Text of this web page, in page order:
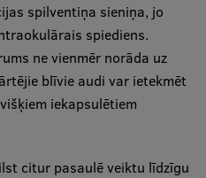
spilventiņa sieniņa, jo
spiediens.
ne vienmēr norāda uz
blīvie audi var ietekmēt
iekapsulētiem
citur pasaulē veiktu līdzīgu